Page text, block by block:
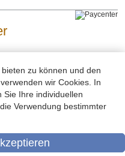
- Rechtliche Hinweise
zu können und den
wir Cookies. In
Sie Ihre individuellen
Verwendung bestimmter